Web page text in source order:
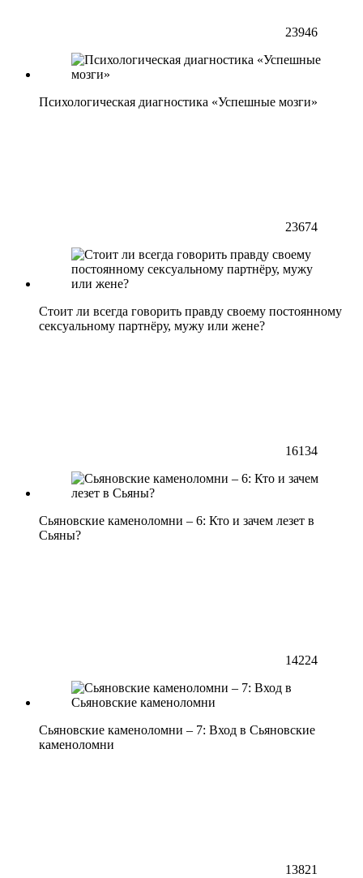
23946
Психологическая диагностика «Успешные мозги»
23674
Стоит ли всегда говорить правду своему постоянному
сексуальному партнёру, мужу или жене?
16134
Сьяновские каменоломни – 6: Кто и зачем лезет в
Сьяны?
14224
Сьяновские каменоломни – 7: Вход в Сьяновские
каменоломни
13821